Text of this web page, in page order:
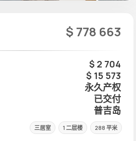
$ 778 663
$ 2 704
$ 15 573
永久产权
已交付
普吉岛
三居室 1 二层楼 288 平米